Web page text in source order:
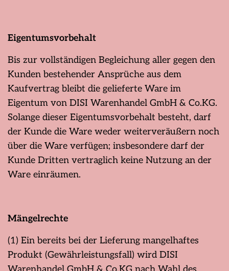
Eigentumsvorbehalt
Bis zur vollständigen Begleichung aller gegen den
Kunden bestehender Ansprüche aus dem
Kaufvertrag bleibt die gelieferte Ware im
Eigentum von DISI Warenhandel GmbH & Co.KG.
Solange dieser Eigentumsvorbehalt besteht, darf
der Kunde die Ware weder weiterveräußern noch
über die Ware verfügen; insbesondere darf der
Kunde Dritten vertraglich keine Nutzung an der
Ware einräumen.
Mängelrechte
(1) Ein bereits bei der Lieferung mangelhaftes
Produkt (Gewährleistungsfall) wird DISI